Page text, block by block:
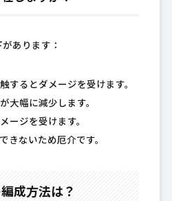
あります：
するとダメージを受けます。
大幅に減少します。
ージを受けます。
きないため厄介です。
成方法は？